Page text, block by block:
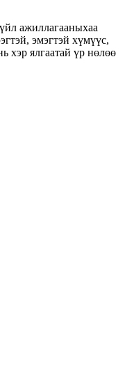
ажиллагааныхаа
эмэгтэй хүмүүс,
хэр ялгаатай үр нөлөө